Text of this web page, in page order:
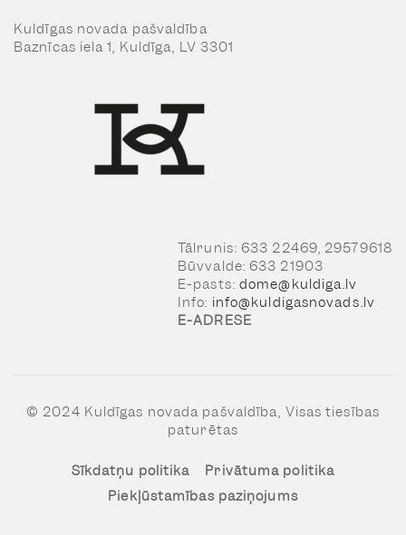
Kuldīgas novada pašvaldība
Baznīcas iela 1, Kuldīga, LV 3301
Tālrunis: 633 22469, 29579618
Būvvalde: 633 21903
E-pasts: dome@kuldiga.lv
Info: info@kuldigasnovads.lv
E-ADRESE
© 2024 Kuldīgas novada pašvaldība, Visas tiesības
paturētas
Sīkdatņu politika
Privātuma politika
Piekļūstamības paziņojums